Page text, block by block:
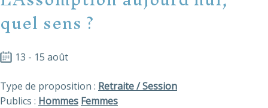
quel sens ?
13 - 15 août
Type de proposition : Retraite / Session
Publics : Hommes Femmes